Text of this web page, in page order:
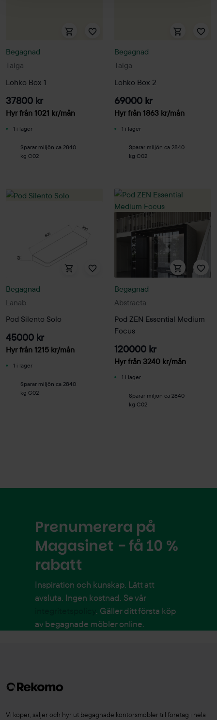
Taiga
Begagnad
Lohko Box 1
37800 kr
Hyr från 1021 kr/mån
1 i lager
Sparar miljön ca 2840
kg C02
Taiga
Begagnad
Lohko Box 2
69000 kr
Hyr från 1863 kr/mån
1 i lager
Sparar miljön ca 2840
kg C02
Lanab
Begagnad
Pod Silento Solo
45000 kr
Hyr från 1215 kr/mån
1 i lager
Sparar miljön ca 2840
kg C02
Abstracta
Begagnad
Pod ZEN Essential Medium
Focus
120000 kr
Hyr från 3240 kr/mån
1 i lager
Sparar miljön ca 2840
kg C02
Prenumerera på
Magasinet - få 10 %
rabatt
Inspiration och kunskap. Lätt att
avsluta. Ingen kostnad. Se vår
. Gäller ditt första köp
av begagnade möbler online.
Vi köper, säljer och hyr ut begagnade kontorsmöbler till företag i hela